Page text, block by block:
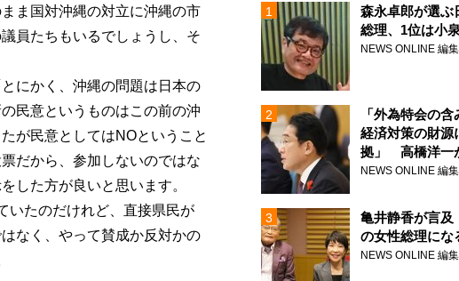
ま国対沖縄の対立に沖縄の市
員たちもいるでしょうし、そ
にかく、沖縄の問題は日本の
民意というものはこの前の沖
が民意としてはNOということ
だから、参加しないのではな
した方が良いと思います。
いたのだけれど、直接県民が
なく、やって賛成か反対かの
森永卓郎が選ぶ
総理、1位は小
NEWS ONLINE 編
「外為特会の
経済対策の財源
拠」 高橋洋一
NEWS ONLINE 編
亀井静香が言及
の女性総理にな
NEWS ONLINE 編